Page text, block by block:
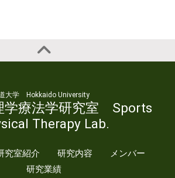
大学 Hokkaido University
学療法学研究室 Sports
Therapy Lab.
究室紹介 研究内容
メンバー
研究業績